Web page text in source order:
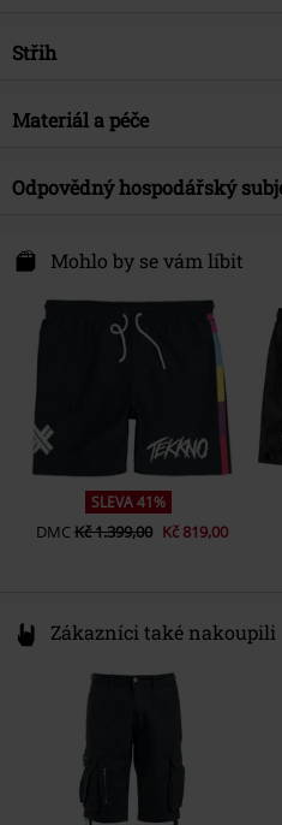
Hudební žánr
Téma produktů
Kapela
Pohlaví
Typ výrobku
Barva
Střih
Střih
Materiál a péče
Vrchní materiál
Odpovědný hospodářský
Hertzstr. 63 b
Germany
www.rammsteinshop.com
Mohlo by se vám líbit
SLEVA 41%
DMCKč 1.399,00 Kč 819,00
Zákazníci také nakoupili